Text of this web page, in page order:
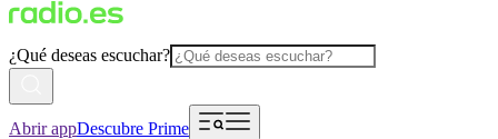
¿Qué deseas escuchar?
Abrir appDescubre Prime